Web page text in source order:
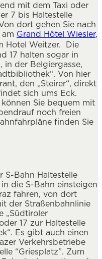
mit dem Taxi oder
7 bis Haltestelle
dort gehen Sie nach
Grand Hôtel Wiesler,
Hotel Weitzer. Die
17 halten sogar in
in der Belgiergasse,
Von hier
den „Steirer“, direkt
sich ums Eck.
können Sie bequem mit
noch freien
finden Sie
S-Bahn Haltestelle
die S-Bahn einsteigen
fahren, von dort
der Straßenbahnlinie
„Südtiroler
17 zur Haltestelle
Es gibt auch einen
Verkehrsbetriebe
“Griesplatz”. Zum